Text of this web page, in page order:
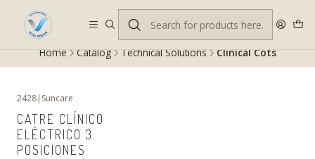
Despacho gratis en RM desde $100.000. Revisa las condiciones.
Home Catalog Technical Solutions Clinical Cots
2428| Suncare
CATRE CLÍNICO
ELÉCTRICO 3
POSICIONES